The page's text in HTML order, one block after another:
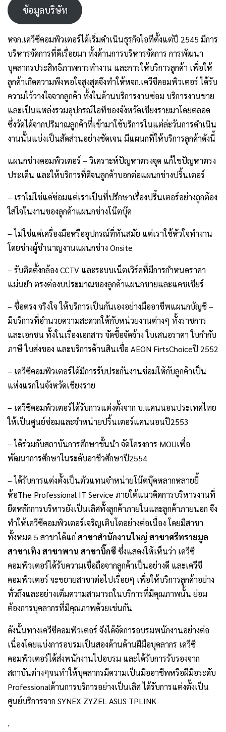
ข้อมูลบริษัท
หจก.เควีซีคอมพิวเตอร์ได้เริ่มดำเนินธุรกิจไอทีตั้งแต่ปี 2545 มีการ
บริหารจัดการที่ดีเรื่อยมา ทั้งด้านการบริหารจัดการ การพัฒนา
บุคลากรประสิทธิภาพการทำงาน และการให้บริการลูกค้า เพื่อให้
ลูกค้าเกิดความพึงพอใจสูงสุดจึงทำให้หจก.เควีซีคอมพิวเตอร์ ได้รับ
ความไว้วางใจจากลูกค้า ทั้งในด้านบริการงานซ่อม บริการงานขาย
และเป็นแหล่งรวมอุปกรณ์ไอทีของจังหวัดเชียงรายมาโดยตลอด
ซึ่งวัดได้จากปริมาณลูกค้าที่เข้ามาใช้บริการในแต่ล่ะวันการดำเนิน
งานนั้นแบ่งเป็นสัดส่วนอย่างชัดเจน มีแผนกที่ให้บริการลูกค้าดังนี้
แผนกช่างคอมพิวเตอร์ – วิเคราะห์ปัญหาตรงจุด แก้ไขปัญหาตรง
ประเด็น และให้บริการที่ดีจนลูกค้าบอกต่อแผนกช่างปริ้นเตอร์
– เราไม่ใช่แค่ซ่อมแต่เราเป็นที่ปรึกษาเรื่องปริ้นเตอร์อย่างถูกต้อง
ใส่ใจในงานของลูกค้าแผนกช่างโน๊ตบุ๊ค
– ไม่ใช่แค่เครื่องมือหรืออุปกรณ์ที่ทันสมัย แต่เราใช้หัวใจทำงาน
โดยช่างผู้ชำนาญงานแผนกช่าง Onsite
– รับติดตั้งกล้อง CCTV และระบบเน็ตเวิร์คที่มีการกำหนดราคา
แม่นยำ ตรงต่องบประมาณของลูกค้าแผนกขายและแคชเชียร์
– ซื่อตรง จริงใจ ให้บริการเป็นกันเองอย่างมืออาชีพแผนกบัญชี –
มีบริการที่อำนวยความสะดวกให้กับหน่วยงานต่างๆ ทั้งราชการ
และเอกชน ทั้งในเรื่องเอกสาร จัดซื้อจัดจ้าง ใบเสนอราคา ใบกำกับ
ภาษี ใบส่งของ และบริการด้านสินเชื่อ AEON FirtsChoiceปี 2552
– เควีซีคอมพิวเตอร์ได้มีการรับประกันงานซ่อมให้กับลูกค้าเป็น
แห่งแรกในจังหวัดเชียงราย
– เควีซีคอมพิวเตอร์ได้รับการแต่งตั้งจาก บ.แคนนอนประเทศไทย
ให้เป็นศูนย์ซ่อมและจำหน่ายปริ้นเตอร์แคนนอนปี2553
– ได้ร่วมกับสถาบันการศึกษาชั้นนำ จัดโครงการ MOUเพื่อ
พัฒนาการศึกษาในระดับอาชีวศึกษาปี2554
– ได้รับการแต่งตั้งเป็นตัวแทนจำหน่ายโน๊ตบุ๊คหลากหลายยี้
ห้อThe Professional IT Service ภายใต้แนวคิดการบริหารงานที่
ยึดหลักการบริหารยังเป็นเลิศทั้งลูกค้าภายในและลูกค้าภายนอก จึง
ทำให้เควีซีคอมพิวเตอร์เจริญเติบโตอย่างต่อเนื่อง โดยมีสาขา
ทั้งหมด 5 สาขาได้แก่สาขาสำนักงานใหญ่ สาขาศรีทรายมูล
สาขาเทิง สาขาพาน สาขาบิ๊กซีซึ่งแสดงให้เห็นว่า เควีซี
คอมพิวเตอร์ได้รับความเชื่อถือจากลูกค้าเป็นอย่างดี และเควีซี
คอมพิวเตอร์ จะขยายสาขาต่อไปเรื่อยๆ เพื่อให้บริการลูกค้าอย่าง
ทั่วถึงและอย่างเต็มความสามารถในบริการที่มีคุณภาพนั้น ย่อม
ต้องการบุคลากรที่มีคุณภาพด้วยเช่นกัน
ดังนั้นทางเควีซีคอมพิวเตอร์ จึงได้จัดการอบรมพนักงานอย่างต่อ
เนื่องโดยแบ่งการอบรมเป็นสองด้านด้านฝีมือบุคลากร เควีซี
คอมพิวเตอร์ได้ส่งพนักงานไปอบรม และได้รับการรับรองจาก
สถาบันต่างๆจนทำให้บุคลากรมีความเป็นมืออาชีพหรือฝีมือระดับ
Professionalด้านการบริการอย่างเป็นเลิศ ได้รับการแต่งตั้งเป็น
ศูนย์บริการจาก SYNEX ZYZEL ASUS TPLINK
.